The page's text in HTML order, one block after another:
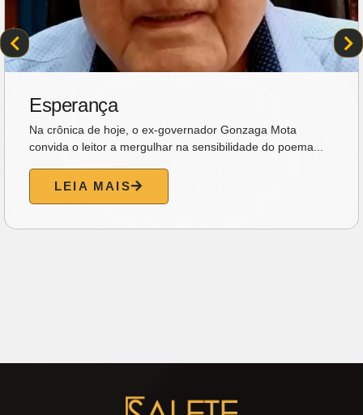
Esperança
Na crônica de hoje, o ex-governador Gonzaga Mota
convida o leitor a mergulhar na sensibilidade do poema...
LEIA MAIS